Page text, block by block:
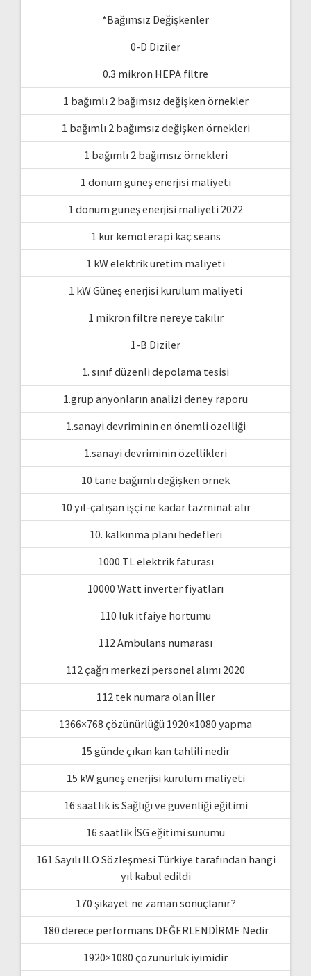
*Bağımsız Değişkenler
0-D Diziler
0.3 mikron HEPA filtre
1 bağımlı 2 bağımsız değişken örnekler
1 bağımlı 2 bağımsız değişken örnekleri
1 bağımlı 2 bağımsız örnekleri
1 dönüm güneş enerjisi maliyeti
1 dönüm güneş enerjisi maliyeti 2022
1 kür kemoterapi kaç seans
1 kW elektrik üretim maliyeti
1 kW Güneş enerjisi kurulum maliyeti
1 mikron filtre nereye takılır
1-B Diziler
1. sınıf düzenli depolama tesisi
1.grup anyonların analizi deney raporu
1.sanayi devriminin en önemli özelliği
1.sanayi devriminin özellikleri
10 tane bağımlı değişken örnek
10 yıl-çalışan işçi ne kadar tazminat alır
10. kalkınma planı hedefleri
1000 TL elektrik faturası
10000 Watt inverter fiyatları
110 luk itfaiye hortumu
112 Ambulans numarası
112 çağrı merkezi personel alımı 2020
112 tek numara olan İller
1366×768 çözünürlüğü 1920×1080 yapma
15 günde çıkan kan tahlili nedir
15 kW güneş enerjisi kurulum maliyeti
16 saatlik is Sağlığı ve güvenliği eğitimi
16 saatlik İSG eğitimi sunumu
161 Sayılı ILO Sözleşmesi Türkiye tarafından hangi
yıl kabul edildi
170 şikayet ne zaman sonuçlanır?
180 derece performans DEĞERLENDİRME Nedir
1920×1080 çözünürlük iyimidir